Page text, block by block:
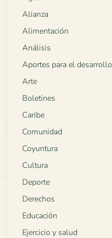
Alianza
Alimentación
Análisis
Aportes para el desarrollo
Arte
Boletines
Caribe
Comunidad
Coyuntura
Cultura
Deporte
Derechos
Educación
Ejercicio y salud